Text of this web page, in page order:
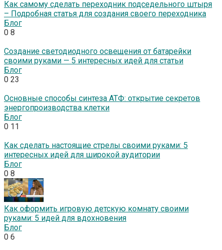
Как самому сделать переходник подседельного штыря
– Подробная статья для создания своего переходника
Блог
0 8
Создание светодиодного освещения от батарейки
своими руками — 5 интересных идей для статьи
Блог
0 23
Основные способы синтеза АТФ: открытие секретов
энергопроизводства клетки
Блог
0 11
Как сделать настоящие стрелы своими руками: 5
интересных идей для широкой аудитории
Блог
0 8
Как оформить игровую детскую комнату своими
руками: 5 идей для вдохновения
Блог
0 6